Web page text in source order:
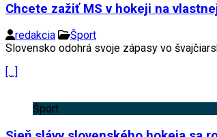
Chcete zažiť MS v hokeji na
redakcia
Šport
Slovensko odohrá svoje zápasy vo
[…]
Šport